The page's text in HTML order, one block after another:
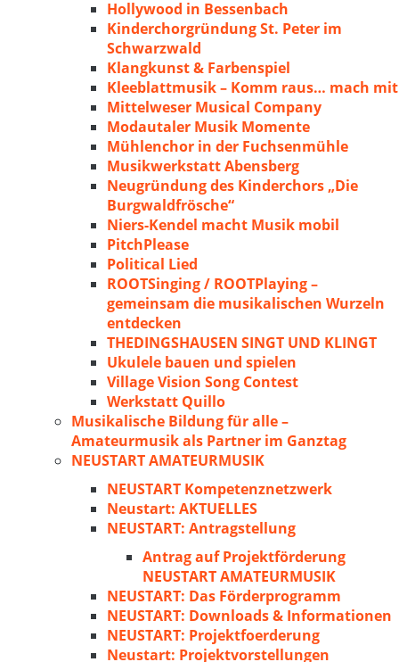
Hollywood in Bessenbach
Kinderchorgründung St. Peter im
Schwarzwald
Klangkunst & Farbenspiel
Kleeblattmusik – Komm raus… mach mit
Mittelweser Musical Company
Modautaler Musik Momente
Mühlenchor in der Fuchsenmühle
Musikwerkstatt Abensberg
Neugründung des Kinderchors „Die
Burgwaldfrösche“
Niers-Kendel macht Musik mobil
PitchPlease
Political Lied
ROOTSinging / ROOTPlaying –
gemeinsam die musikalischen Wurzeln
entdecken
THEDINGSHAUSEN SINGT UND KLINGT
Ukulele bauen und spielen
Village Vision Song Contest
Werkstatt Quillo
Musikalische Bildung für alle –
Amateurmusik als Partner im Ganztag
NEUSTART AMATEURMUSIK
NEUSTART Kompetenznetzwerk
Neustart: AKTUELLES
NEUSTART: Antragstellung
Antrag auf Projektförderung
NEUSTART AMATEURMUSIK
NEUSTART: Das Förderprogramm
NEUSTART: Downloads & Informationen
NEUSTART: Projektfoerderung
Neustart: Projektvorstellungen